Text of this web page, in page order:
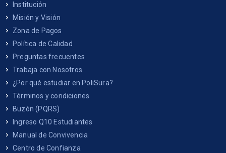
Institución
Misión y Visión
Zona de Pagos
Política de Calidad
Preguntas frecuentes
Trabaja con Nosotros
¿Por qué estudiar en PoliSura?
Términos y condiciones
Buzón (PQRS)
Ingreso Q10 Estudiantes
Manual de Convivencia
Centro de Confianza